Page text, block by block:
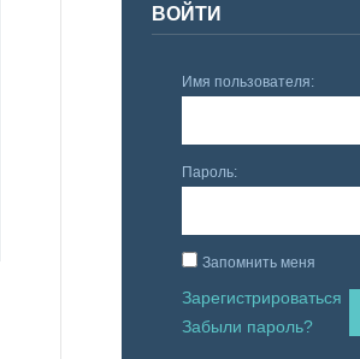
ВОЙТИ
Имя пользователя:
Пароль:
Запомнить меня
Зарегистрироваться
Забыли пароль?